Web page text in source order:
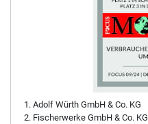
Adolf Würth GmbH & Co. KG
Fischerwerke GmbH & Co. KG